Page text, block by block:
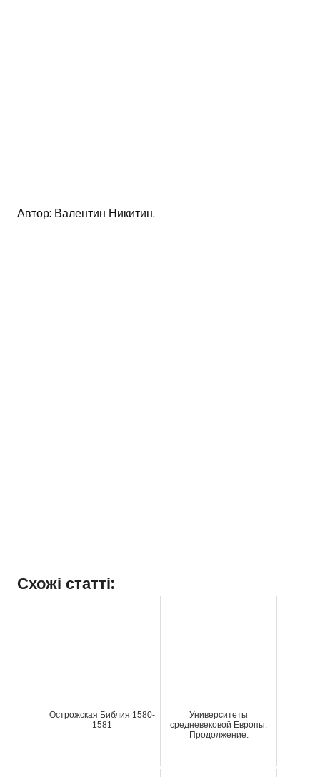
Автор: Валентин Никитин.
Схожі статті:
Острожская Библия 1580-
1581
Университеты
средневековой Европы.
Продолжение.